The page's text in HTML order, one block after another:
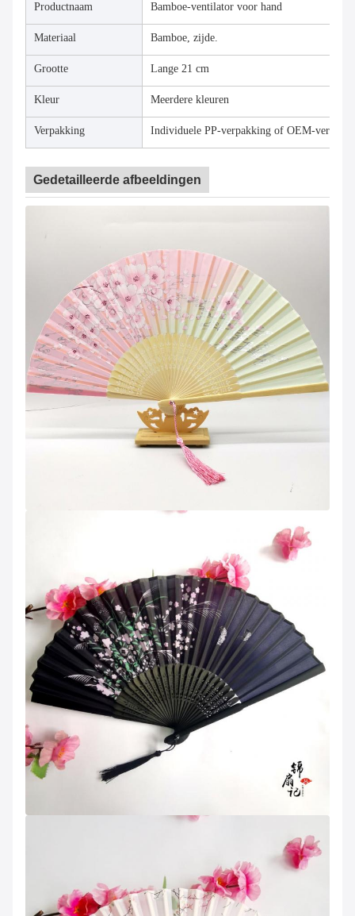
Productnaam Bamboe-ventilator voor hand
Materiaal Bamboe, zijde.
Grootte Lange 21 cm
Kleur Meerdere kleuren
Verpakking Individuele PP-verpakking of OEM-
Gedetailleerde afbeeldingen